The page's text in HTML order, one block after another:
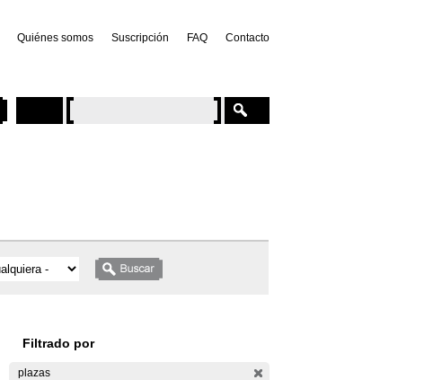
Quiénes somos Suscripción FAQ Contacto
Filtrado por
plazas